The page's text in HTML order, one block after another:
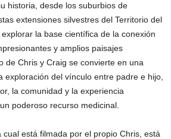
historia, desde los suburbios de
extensiones silvestres del Territorio del
la base científica de la conexión
y amplios paisajes
de Chris y Craig se convierte en una
exploración del vínculo entre padre e hijo,
la comunidad y la experiencia
poderoso recurso medicinal.
está filmada por el propio Chris, está